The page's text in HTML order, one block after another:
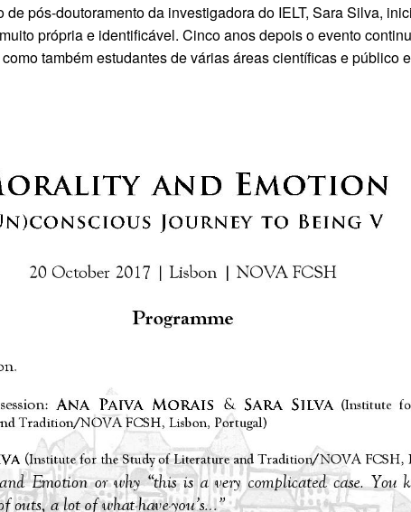
pós-doutoramento da investigadora do IELT, Sara Silva,
própria e identificável. Cinco anos depois o evento
também estudantes de várias áreas científicas e público